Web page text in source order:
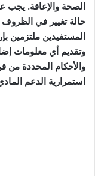
الصحة والإعاقة. يجب
حالة تغيير في
المستفيدين ملتزمين
وتقديم أي معلومات
والأحكام المحددة من
استمرارية الدعم